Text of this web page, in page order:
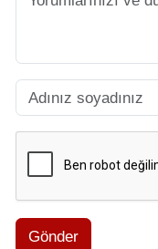
Gönder